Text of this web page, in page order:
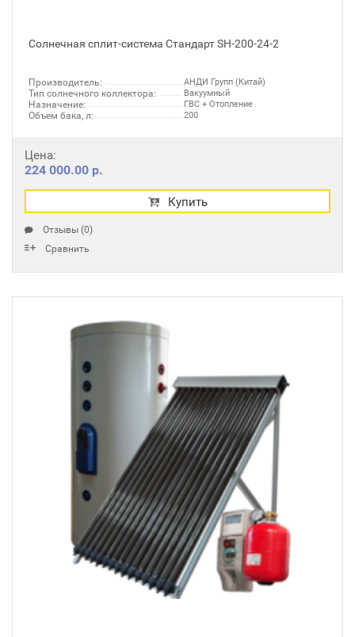
Солнечная сплит-система Стандарт SH-200-24-2
Производитель: АНДИ Групп (Китай)
Тип солнечного коллектора: Вакуумный
Назначение: ГВС + Отопление
Объем бака, л: 200
Цена:
224 000.00 р.
Купить
Отзывы (0)
Сравнить